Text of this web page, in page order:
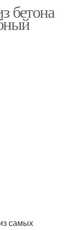
отмостка
бетона
самых